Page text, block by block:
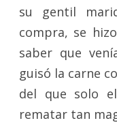
su gentil
compra, se
saber que
guisó la carne
del que solo
rematar tan